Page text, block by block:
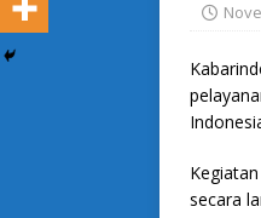
secara